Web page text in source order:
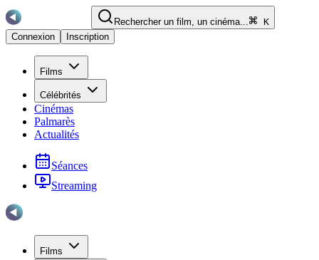
Rechercher un film, un cinéma...
K
Connexion
Inscription
Films
Célébrités
Cinémas
Palmarès
Actualités
Séances
Streaming
Films